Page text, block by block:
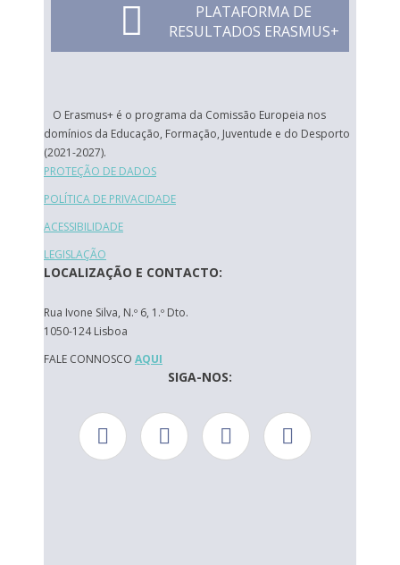
PLATAFORMA DE
RESULTADOS ERASMUS+
O Erasmus+ é o programa da Comissão Europeia nos
domínios da Educação, Formação, Juventude e do Desporto
(2021-2027).
PROTEÇÃO DE DADOS
POLÍTICA DE PRIVACIDADE
ACESSIBILIDADE
LEGISLAÇÃO
LOCALIZAÇÃO E CONTACTO:
Rua Ivone Silva, N.º 6, 1.º Dto.
1050-124 Lisboa
FALE CONNOSCO AQUI
SIGA-NOS: